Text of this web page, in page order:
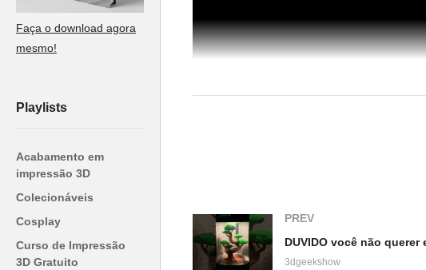
Faça o download agora
mesmo!
Playlists
Acabamento em
impressão 3D
Colecionáveis
Cosplay
Curso de Impressão
3D Gratuito
Relacionado
PREV
3dgeekshow